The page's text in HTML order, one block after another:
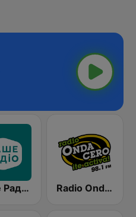
Наше Радио (Nashe Radio) 107.9 Radio Onda Cero